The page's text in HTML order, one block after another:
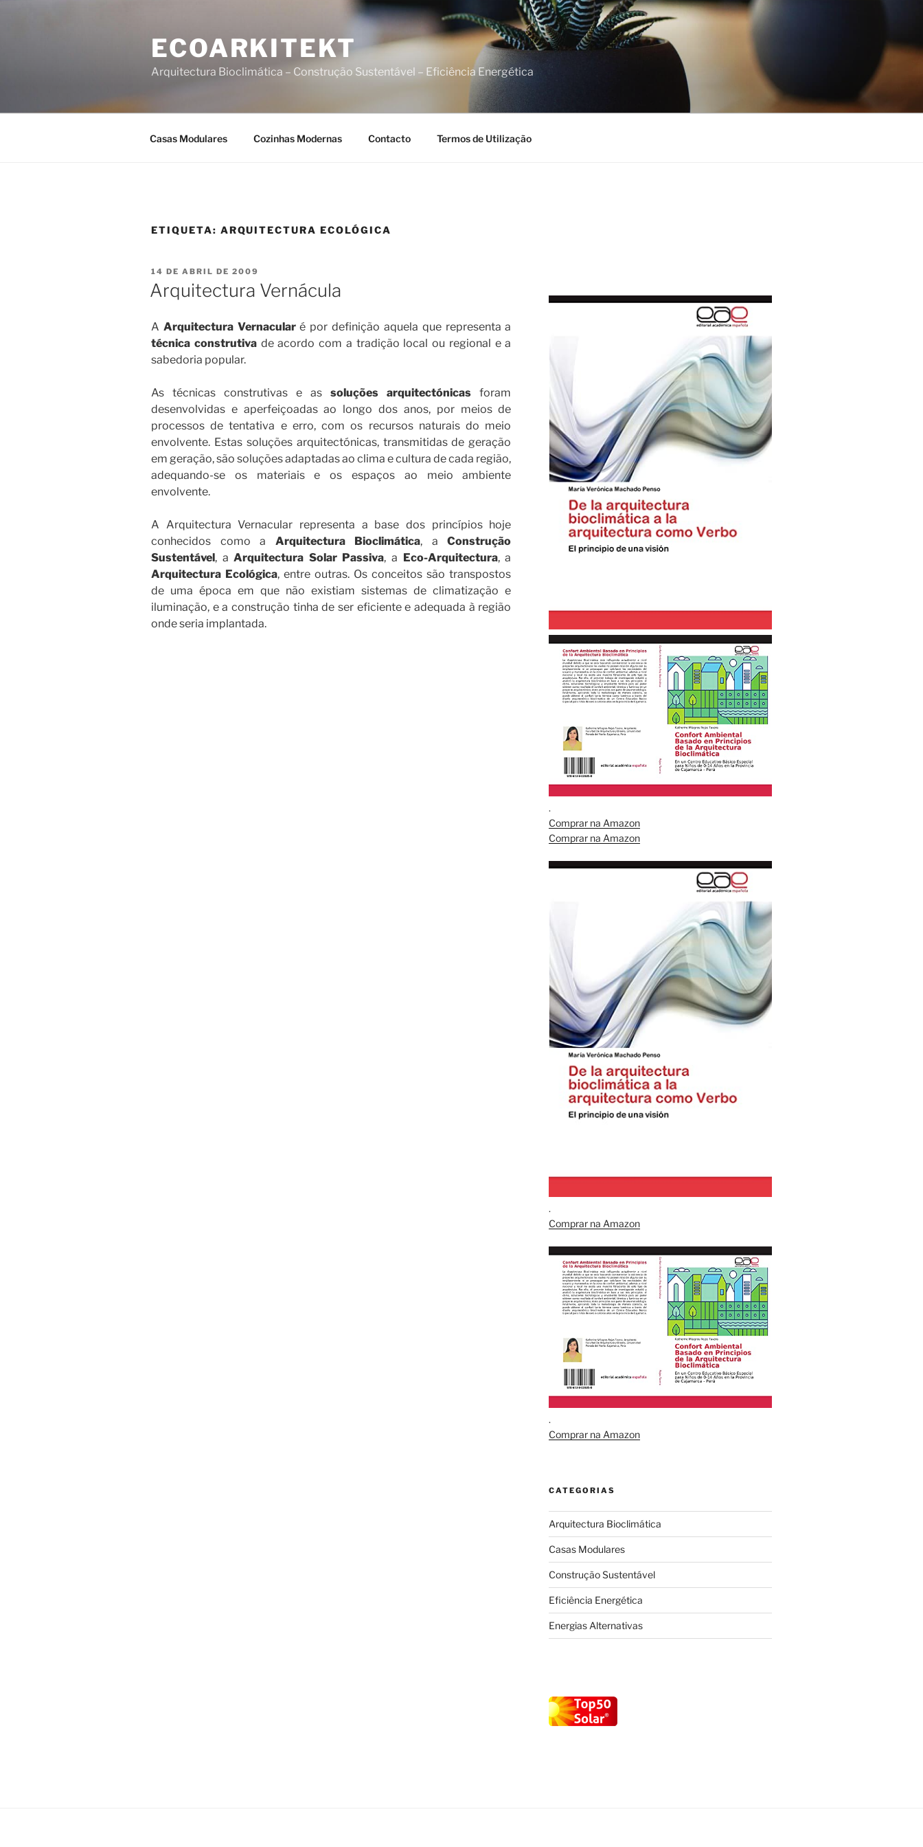
ECOARKITEKT
Arquitectura Bioclimática – Construção Sustentável – Eficiência Energética
Casas Modulares Cozinhas Modernas Contacto Termos de Utilização
ETIQUETA: ARQUITECTURA ECOLÓGICA
PUBLICADO
EM
14 DE ABRIL DE 2009
Arquitectura Vernácula
A Arquitectura Vernacularé por definição aquela que representa a
técnica construtivade acordo com a tradição local ou regional e a
sabedoria popular.
As técnicas construtivas e assoluções arquitectónicas foram
desenvolvidas e aperfeiçoadas ao longo dos anos, por meios de
processos de tentativa e erro, com os recursos naturais do meio
envolvente. Estas soluções arquitectónicas, transmitidas de geração
em geração, são soluções adaptadas ao clima e cultura de cada região,
adequando-se os materiais e os espaços ao meio ambiente
envolvente.
A Arquitectura Vernacular representa a base dos princípios hoje
conhecidos como a Arquitectura Bioclimática, aConstrução
Sustentável, aArquitectura Solar Passiva, a Eco-Arquitectura, a
Arquitectura Ecológica, entre outras. Os conceitos são transpostos
de uma época em que não existiam sistemas de climatização e
iluminação, e a construção tinha de ser eficiente e adequada à região
onde seria implantada.
.
Comprar na Amazon
Comprar na Amazon
.
Comprar na Amazon
.
Comprar na Amazon
CATEGORIAS
Arquitectura Bioclimática
Casas Modulares
Construção Sustentável
Eficiência Energética
Energias Alternativas